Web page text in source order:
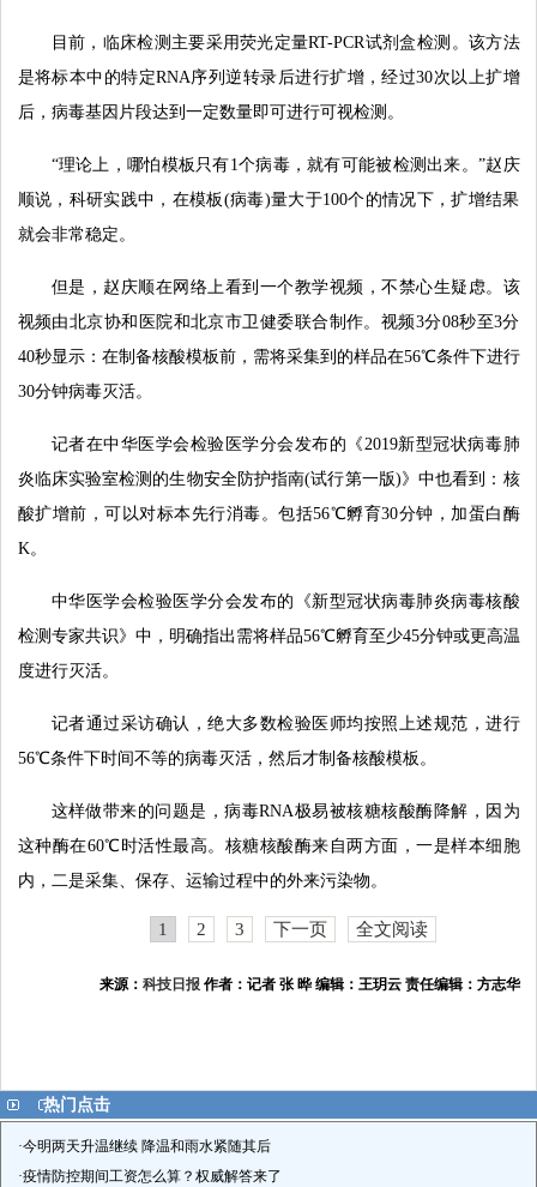
目前，临床检测主要采用荧光定量RT-PCR试剂盒检测。该方法
是将标本中的特定RNA序列逆转录后进行扩增，经过30次以上扩增
后，病毒基因片段达到一定数量即可进行可视检测。
“理论上，哪怕模板只有1个病毒，就有可能被检测出来。”赵庆
顺说，科研实践中，在模板(病毒)量大于100个的情况下，扩增结果
就会非常稳定。
但是，赵庆顺在网络上看到一个教学视频，不禁心生疑虑。该
视频由北京协和医院和北京市卫健委联合制作。视频3分08秒至3分
40秒显示：在制备核酸模板前，需将采集到的样品在56℃条件下进行
30分钟病毒灭活。
记者在中华医学会检验医学分会发布的《2019新型冠状病毒肺
炎临床实验室检测的生物安全防护指南(试行第一版)》中也看到：核
酸扩增前，可以对标本先行消毒。包括56℃孵育30分钟，加蛋白酶
K。
中华医学会检验医学分会发布的《新型冠状病毒肺炎病毒核酸
检测专家共识》中，明确指出需将样品56℃孵育至少45分钟或更高温
度进行灭活。
记者通过采访确认，绝大多数检验医师均按照上述规范，进行
56℃条件下时间不等的病毒灭活，然后才制备核酸模板。
这样做带来的问题是，病毒RNA极易被核糖核酸酶降解，因为
这种酶在60℃时活性最高。核糖核酸酶来自两方面，一是样本细胞
内，二是采集、保存、运输过程中的外来污染物。
1 2 3 下一页 全文阅读
来源： 科技日报作者：记者 张 晔 编辑：王玥云 责任编辑：方志华
热门点击
·今明两天升温继续 降温和雨水紧随其后
·疫情防控期间工资怎么算？权威解答来了